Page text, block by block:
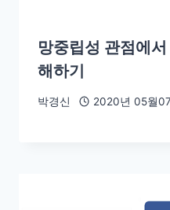
망중립성 관점에서
해하기
박경신 2020년 05월